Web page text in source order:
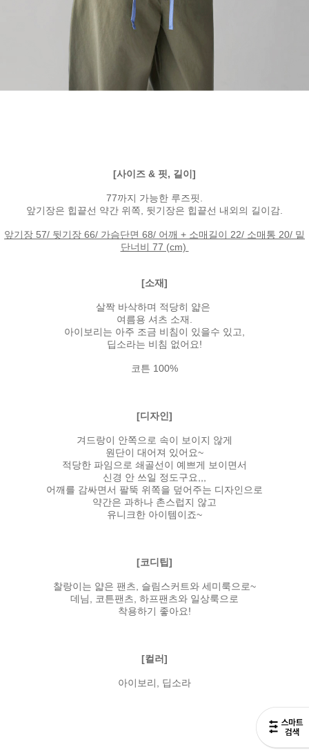
[사이즈 & 핏, 길이]
77까지 가능한 루즈핏.
앞기장은 힙끝선 약간 위쪽, 뒷기장은 힙끝선 내외의 길이감.
앞기장 57/ 뒷기장 66/ 가슴단면 68/ 어깨 + 소매길이 22/ 소매통 20/ 밑
단너비 77 (cm)
[소재]
살짝 바삭하며 적당히 얇은
여름용 셔츠 소재.
아이보리는 아주 조금 비침이 있을수 있고,
딥소라는 비침 없어요!
코튼 100%
[디자인]
겨드랑이 안쪽으로 속이 보이지 않게
원단이 대어져 있어요~
적당한 파임으로 쇄골선이 예쁘게 보이면서
신경 안 쓰일 정도구요,,,
어깨를 감싸면서 팔뚝 위쪽을 덮어주는 디자인으로
약간은 과하나 촌스럽지 않고
유니크한 아이템이죠~
[코디팁]
찰랑이는 얇은 팬츠, 슬림스커트와 세미룩으로~
데님, 코튼팬츠, 하프팬츠와 일상룩으로
착용하기 좋아요!
[컬러]
아이보리, 딥소라